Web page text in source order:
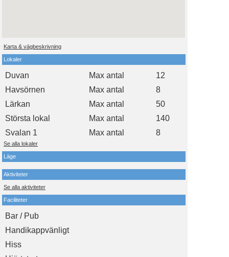
Karta & vägbeskrivning
Lokaler
Duvan Max antal
12
Havsörnen
Max antal
8
Lärkan
Max antal
50
Största lokal
Max antal
140
Svalan 1
Max antal 8
Se alla lokaler
Läge
Aktiviteter
Se alla aktiviteter
Faciliteter
Bar / Pub
Handikappvänligt
Hiss